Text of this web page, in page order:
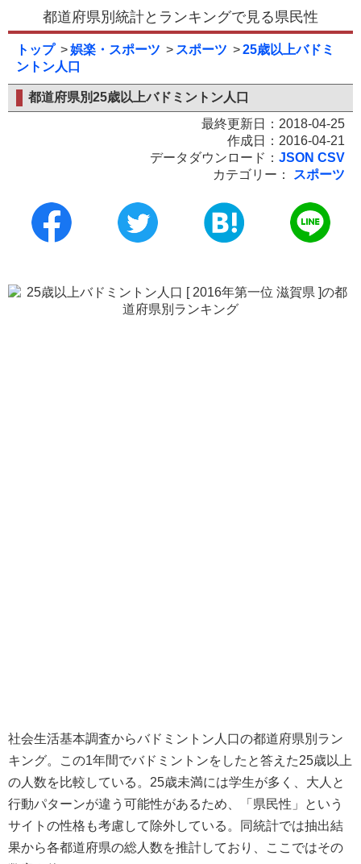
都道府県別統計とランキングで見る県民性
トップ 娯楽・スポーツ スポーツ
25歳以上バドミ
ントン人口
都道府県別25歳以上バドミントン人口
最終更新日：2018-04-25
作成日：2016-04-21
データダウンロード： JSON CSV
カテゴリー：
スポーツ
社会生活基本調査からバドミントン人口の都道府県別ラン
キング。この1年間でバドミントンをしたと答えた25歳以上
の人数を比較している。25歳未満には学生が多く、大人と
行動パターンが違う可能性があるため、「県民性」という
サイトの性格も考慮して除外している。同統計では抽出結
果から各都道府県の総人数を推計しており、ここではその